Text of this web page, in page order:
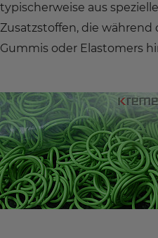
typischerweise aus
Zusatzstoffen, die während
Gummis oder Elastomers